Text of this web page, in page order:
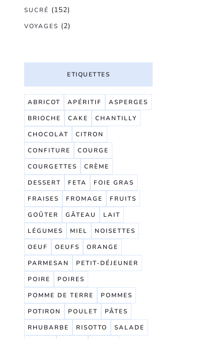
SUCRÉ (152)
VOYAGES (2)
ETIQUETTES
ABRICOT APÉRITIF
ASPERGES
BRIOCHE
CAKE
CHANTILLY
CHOCOLAT
CITRON
CONFITURE
COURGE
COURGETTES
CRÈME
DESSERT
FETA
FOIE GRAS
FRAISES
FROMAGE
FRUITS
GOÛTER
GÂTEAU
LAIT
LÉGUMES
MIEL
NOISETTES
OEUF
OEUFS
ORANGE
PARMESAN
PETIT-DÉJEUNER
POIRE
POIRES
POMME DE TERRE
POMMES
POTIRON
POULET
PÂTES
RHUBARBE
RISOTTO
SALADE